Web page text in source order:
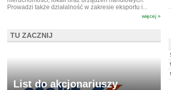
Prowadzi także działalność w zakresie eksportu i...
więcej »
TU ZACZNIJ
List do akcjonariuszy